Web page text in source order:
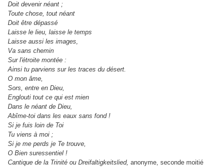
Doit devenir néant ;
Toute chose, tout néant
Doit être dépassé
Laisse le lieu, laisse le temps
Laisse aussi les images,
Va sans chemin
Sur l'étroite montée :
Ainsi tu parviens sur les traces du désert.
O mon âme,
Sors, entre en Dieu,
Englouti tout ce qui est mien
Dans le néant de Dieu,
Abîme-toi dans les eaux sans fond !
Si je fuis loin de Toi
Tu viens à moi ;
Si je me perds je Te trouve,
O Bien suressentiel !
Cantique de la Trinité ou Dreifaltigkeitslied, anonyme, seconde moitié